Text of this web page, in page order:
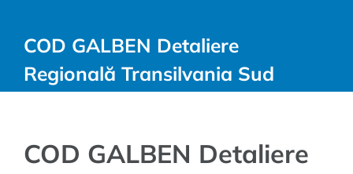
COD GALBEN Detaliere
Regională Transilvania Sud
COD GALBEN Detaliere